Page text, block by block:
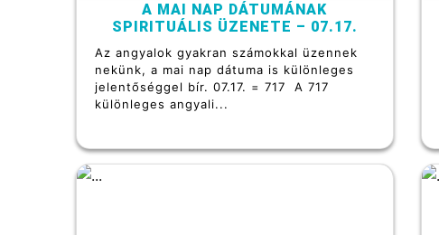
A MAI NAP DÁTUMÁNAK
SPIRITUÁLIS ÜZENETE – 07.17.
Az angyalok gyakran számokkal üzennek
nekünk, a mai nap dátuma is különleges
jelentőséggel bír. 07.17. = 717 A 717
különleges angyali...